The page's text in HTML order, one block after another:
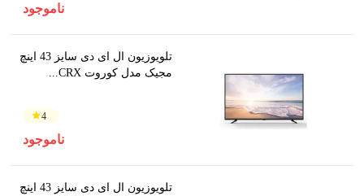
ناموجود
تلویوزیون ال ای دی سایز 43 اینچ
مجیک مدل کوروت CRX...
4
ناموجود
تلویوزیون ال ای دی سایز 43 اینچ